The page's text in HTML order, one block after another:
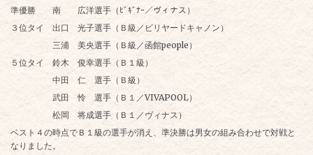
準優勝 南 広洋選手（ﾋﾞｷﾞﾅｰ／ヴィナス）
３位タイ 出口 光子選手（Ｂ級／ビリヤードキャノン）
三浦 美央選手（Ｂ級／函館people）
５位タイ 鈴木 俊幸選手（Ｂ１級）
中田 仁 選手（Ｂ級）
武田 怜 選手（Ｂ１／VIVAPOOL）
松岡 将成選手（Ｂ１／ヴィナス）
ベスト４の時点でＢ１級の選手が消え、準決勝は男女の組み合わせで対戦と
なりました。